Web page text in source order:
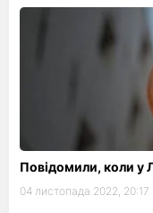
Повідомили, коли у
04 листопада 2022, 20:17